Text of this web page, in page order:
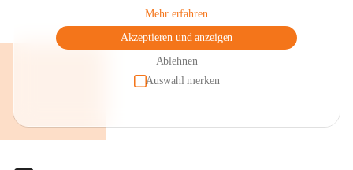
Mehr erfahren
Akzeptieren und anzeigen
Ablehnen
Auswahl merken